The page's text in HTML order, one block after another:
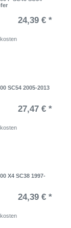
24,39 € *
SC54 2005-2013
27,47 € *
X4 SC38 1997-
24,39 € *